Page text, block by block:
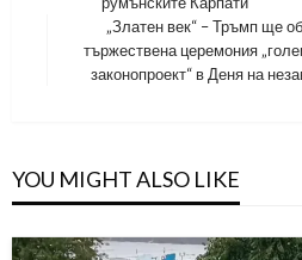
Next
Post
„Златен век“ – Тръмп ще
тържествена церемония
законопроект“ в Деня на
YOU MIGHT ALSO LIKE